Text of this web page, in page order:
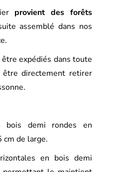
provient des forêts
assemblé dans nos
expédiés dans toute
directement retirer
demi rondes en
cm de large.
en bois demi